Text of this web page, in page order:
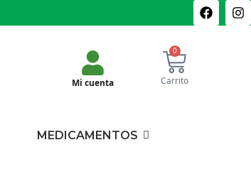
Mi cuenta
0
Carrito
MEDICAMENTOS